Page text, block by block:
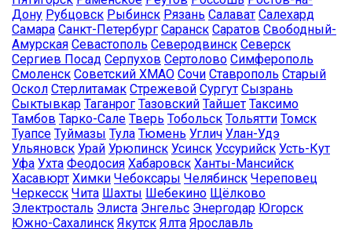
Дону Рубцовск Рыбинск Рязань Салават Салехард
Самара Санкт-Петербург Саранск Саратов Свободный-
Амурская Севастополь Северодвинск Северск
Сергиев Посад Серпухов Сертолово Симферополь
Смоленск Советский ХМАО Сочи Ставрополь Старый
Оскол Стерлитамак Стрежевой Сургут Сызрань
Сыктывкар Таганрог Тазовский Тайшет Таксимо
Тамбов Тарко-Сале Тверь Тобольск Тольятти Томск
Туапсе Туймазы Тула Тюмень Углич Улан-Удэ
Ульяновск Урай Урюпинск Усинск Уссурийск Усть-Кут
Уфа Ухта Феодосия Хабаровск Ханты-Мансийск
Хасавюрт Химки Чебоксары Челябинск Череповец
Черкесск Чита Шахты Шебекино Щёлково
Электросталь Элиста Энгельс Энергодар Югорск
Южно-Сахалинск Якутск Ялта Ярославль